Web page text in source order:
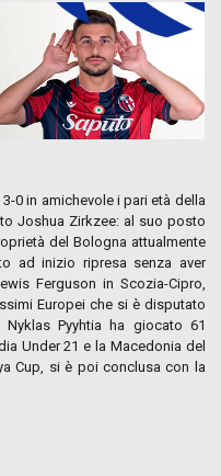
0 in amichevole i pari età della
Joshua Zirkzee: al suo posto
del Bologna attualmente
ad inizio ripresa senza aver
Ferguson in Scozia-Cipro,
Europei che si è disputato
Nyklas Pyyhtia ha giocato 61
Under 21 e la Macedonia del
Cup, si è poi conclusa con la